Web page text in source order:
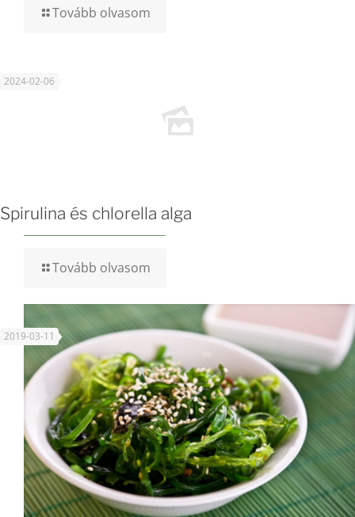
Tovább olvasom
2024-02-06
Spirulina és chlorella alga
Tovább olvasom
2019-03-11